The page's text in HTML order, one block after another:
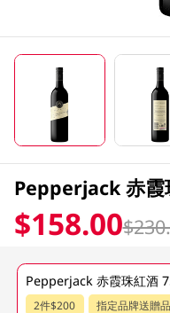
Pepperjack 赤霞
$158.00
2件$200 指定品牌送贈品